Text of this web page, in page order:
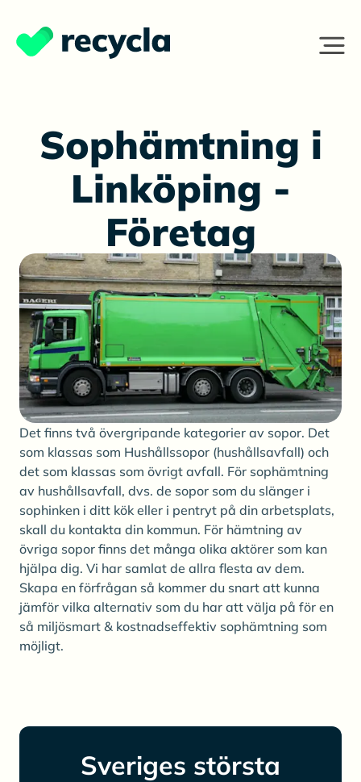
Sophämtning i
Linköping -
Företag
Det finns två övergripande kategorier av sopor. Det
som klassas som Hushållssopor (hushållsavfall) och
det som klassas som övrigt avfall. För sophämtning
av hushållsavfall, dvs. de sopor som du slänger i
sophinken i ditt kök eller i pentryt på din arbetsplats,
skall du kontakta din kommun. För hämtning av
övriga sopor finns det många olika aktörer som kan
hjälpa dig. Vi har samlat de allra flesta av dem.
Skapa en förfrågan så kommer du snart att kunna
jämför vilka alternativ som du har att välja på för en
så miljösmart & kostnadseffektiv sophämtning som
möjligt.
Sveriges största